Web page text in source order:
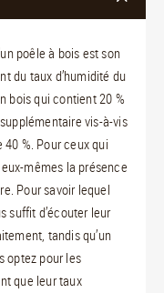
poêle à bois est son
du taux d’humidité du
bois qui contient 20 %
vis-à-vis
%. Pour ceux qui
mêmes la présence
Pour savoir lequel
suffit d’écouter leur
tandis qu’un
optez pour les
que leur taux